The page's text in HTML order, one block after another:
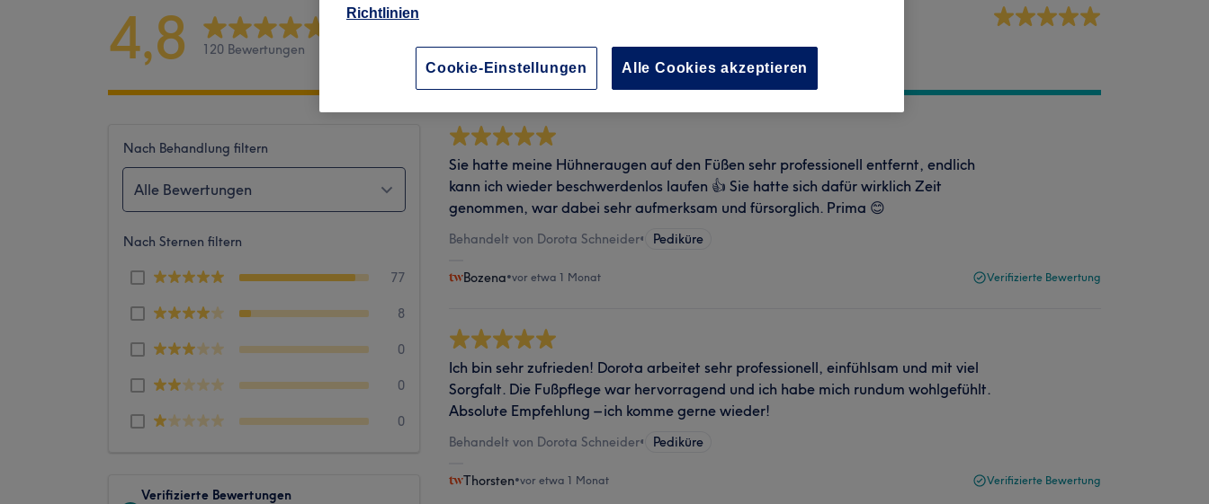
4,8 120 Bewertungen Sauberkeit
Nach Behandlung filtern
Alle Bewertungen
Nach Sternen filtern
77
8
0
0
0
Verifizierte Bewertungen
Sie hatte meine Hühneraugen auf den Füßen sehr professionell entfernt, endlich
kann ich wieder beschwerdenlos laufen 👍 Sie hatte sich dafür wirklich Zeit
genommen, war dabei sehr aufmerksam und fürsorglich. Prima 😊
Behandelt von Dorota Schneider• Pediküre
Bozena•vor etwa 1 Monat Verifizierte Bewertung
Ich bin sehr zufrieden! Dorota arbeitet sehr professionell, einfühlsam und mit viel
Sorgfalt. Die Fußpflege war hervorragend und ich habe mich rundum wohlgefühlt.
Absolute Empfehlung – ich komme gerne wieder!
Behandelt von Dorota Schneider• Pediküre
Thorsten•vor etwa 1 Monat Verifizierte Bewertung
Richtlinien
Cookie-Einstellungen Alle Cookies akzeptieren